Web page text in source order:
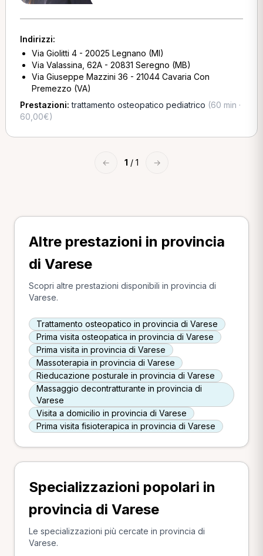
Indirizzi:
Via Giolitti 4 - 20025 Legnano (MI)
Via Valassina, 62A - 20831 Seregno (MB)
Via Giuseppe Mazzini 36 - 21044 Cavaria Con
Premezzo (VA)
Prestazioni:trattamento osteopatico pediatrico (60 min ·
60,00€)
← 1 / 1 →
Altre prestazioni in provincia
di Varese
Scopri altre prestazioni disponibili in provincia di
Varese.
Trattamento osteopatico in provincia di Varese
Prima visita osteopatica in provincia di Varese
Prima visita in provincia di Varese
Massoterapia in provincia di Varese
Rieducazione posturale in provincia di Varese
Massaggio decontratturante in provincia di
Varese
Visita a domicilio in provincia di Varese
Prima visita fisioterapica in provincia di Varese
Specializzazioni popolari in
provincia di Varese
Le specializzazioni più cercate in provincia di
Varese.